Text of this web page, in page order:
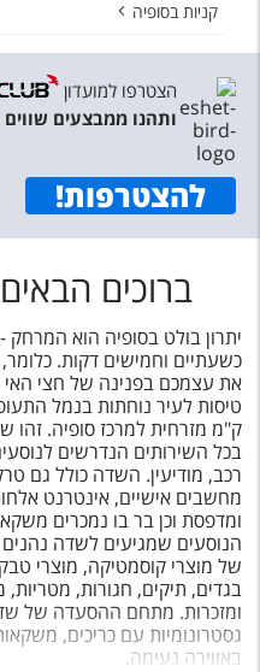
קניות בסופיה
הצטרפו למועדון
ותהנו ממבצעים שווים
להצטרפות!
ברוכים
יתרון בולט בסופיה הוא
כשעתיים וחמישים דקות.
את עצמכם בפנינה של חצי האי
טיסות לעיר נוחתות בנמל
ק"מ מזרחית למרכז סופיה. זהו
בכל השירותים הנדרשים
רכב, מודיעין. השדה כולל גם
מחשבים אישיים, אינטרנט
ומדפסת וכן בר בו נמכרים
הנוסעים שמגיעים לשדה
של מוצרי קוסמטיקה, מוצרי
בגדים, תיקים, חגורות, מטריות,
ומזכרות. מתחם ההסעדה של
גסטרונומיות עם כריכים,
באווירה נעימה.